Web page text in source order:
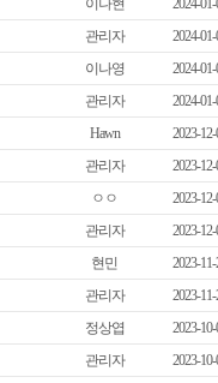
이나현 2024-
관리자 2024-
이나영 2024-
관리자 2024-
Hawn 2023-
관리자 2023-
ㅇㅇ 2023-
관리자 2023-
현민 2023-
관리자 2023-
정상엽 2023-
관리자 2023-